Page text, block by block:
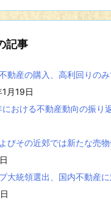
記事
動産の購入、高利回りの
月19日
おける不動産動向の振り
びその近郊では新たな売
大統領選出、国内不動産